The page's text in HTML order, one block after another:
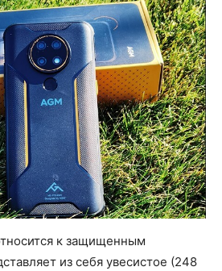
к защищенным
из себя увесистое (248